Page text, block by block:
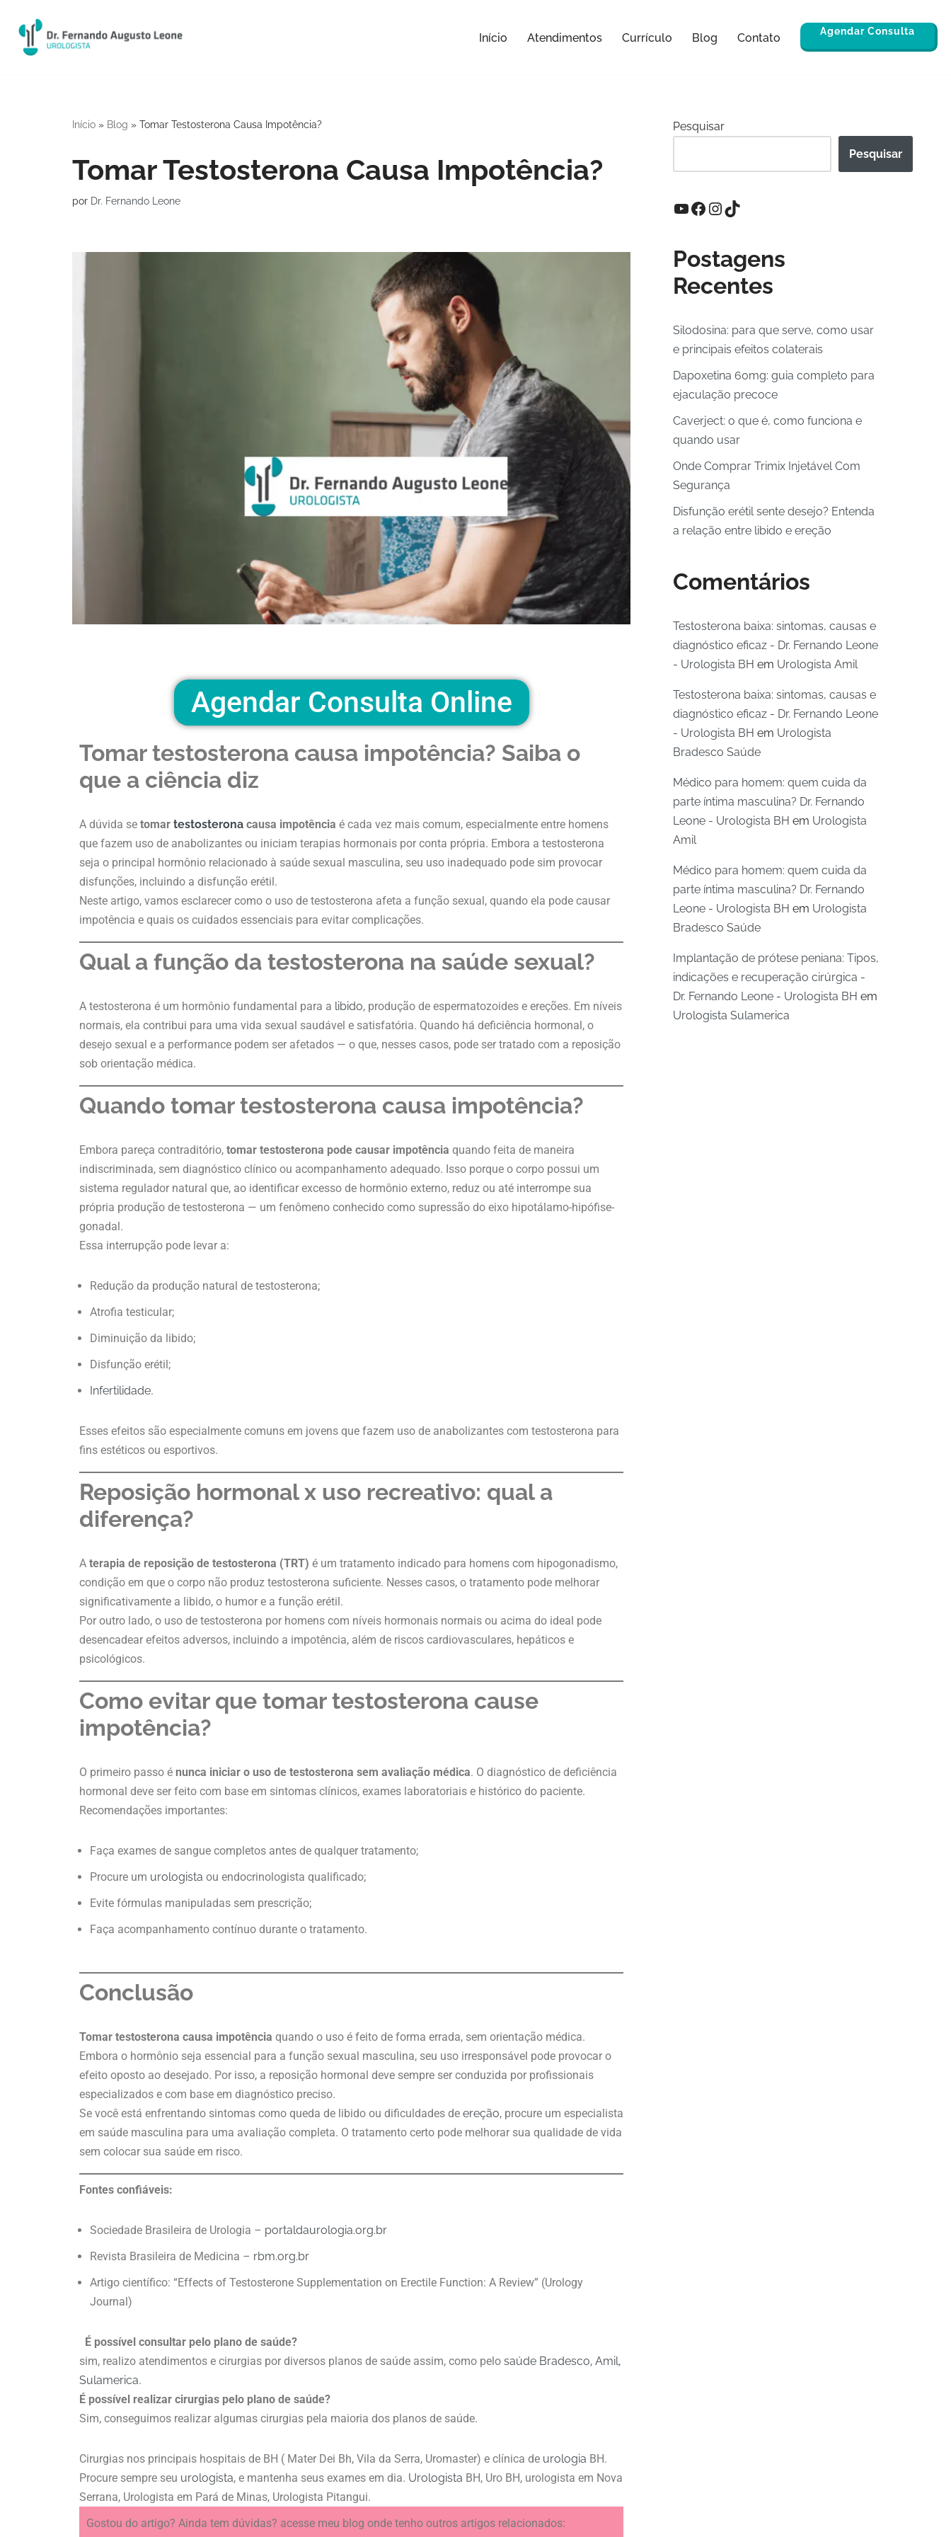
Pular
para
Início Atendimentos Currículo Blog Contato Agendar Consulta
Início » Blog » Tomar Testosterona Causa Impotência?
Tomar Testosterona Causa Impotência?
por Dr. Fernando Leone
Agendar Consulta Online
Tomar testosterona causa impotência? Saiba o
que a ciência diz
A dúvida se tomar testosterona causa impotência é cada vez mais comum, especialmente entre homens
que fazem uso de anabolizantes ou iniciam terapias hormonais por conta própria. Embora a testosterona
seja o principal hormônio relacionado à saúde sexual masculina, seu uso inadequado pode sim provocar
disfunções, incluindo a disfunção erétil.
Neste artigo, vamos esclarecer como o uso de testosterona afeta a função sexual, quando ela pode causar
impotência e quais os cuidados essenciais para evitar complicações.
Qual a função da testosterona na saúde sexual?
A testosterona é um hormônio fundamental para a libido, produção de espermatozoides e ereções. Em níveis
normais, ela contribui para uma vida sexual saudável e satisfatória. Quando há deficiência hormonal, o
desejo sexual e a performance podem ser afetados — o que, nesses casos, pode ser tratado com a reposição
sob orientação médica.
Quando tomar testosterona causa impotência?
Embora pareça contraditório, tomar testosterona pode causar impotência quando feita de maneira
indiscriminada, sem diagnóstico clínico ou acompanhamento adequado. Isso porque o corpo possui um
sistema regulador natural que, ao identificar excesso de hormônio externo, reduz ou até interrompe sua
própria produção de testosterona — um fenômeno conhecido como supressão do eixo hipotálamo-hipófise-
gonadal.
Essa interrupção pode levar a:
Redução da produção natural de testosterona;
Atrofia testicular;
Diminuição da libido;
Disfunção erétil;
Infertilidade.
Esses efeitos são especialmente comuns em jovens que fazem uso de anabolizantes com testosterona para
fins estéticos ou esportivos.
Reposição hormonal x uso recreativo: qual a
diferença?
A terapia de reposição de testosterona (TRT) é um tratamento indicado para homens com hipogonadismo,
condição em que o corpo não produz testosterona suficiente. Nesses casos, o tratamento pode melhorar
significativamente a libido, o humor e a função erétil.
Por outro lado, o uso de testosterona por homens com níveis hormonais normais ou acima do ideal pode
desencadear efeitos adversos, incluindo a impotência, além de riscos cardiovasculares, hepáticos e
psicológicos.
Como evitar que tomar testosterona cause
impotência?
O primeiro passo é nunca iniciar o uso de testosterona sem avaliação médica. O diagnóstico de deficiência
hormonal deve ser feito com base em sintomas clínicos, exames laboratoriais e histórico do paciente.
Recomendações importantes:
Faça exames de sangue completos antes de qualquer tratamento;
Procure um urologista ou endocrinologista qualificado;
Evite fórmulas manipuladas sem prescrição;
Faça acompanhamento contínuo durante o tratamento.
Conclusão
Tomar testosterona causa impotência quando o uso é feito de forma errada, sem orientação médica.
Embora o hormônio seja essencial para a função sexual masculina, seu uso irresponsável pode provocar o
efeito oposto ao desejado. Por isso, a reposição hormonal deve sempre ser conduzida por profissionais
especializados e com base em diagnóstico preciso.
Se você está enfrentando sintomas como queda de libido ou dificuldades de ereção, procure um especialista
em saúde masculina para uma avaliação completa. O tratamento certo pode melhorar sua qualidade de vida
sem colocar sua saúde em risco.
Fontes confiáveis:
Sociedade Brasileira de Urologia – portaldaurologia.org.br
Revista Brasileira de Medicina – rbm.org.br
Artigo científico: “Effects of Testosterone Supplementation on Erectile Function: A Review” (Urology
Journal)
É possível consultar pelo plano de saúde?
sim, realizo atendimentos e cirurgias por diversos planos de saúde assim, como pelo saúde Bradesco, Amil,
Sulamerica.
É possível realizar cirurgias pelo plano de saúde?
Sim, conseguimos realizar algumas cirurgias pela maioria dos planos de saúde.
Cirurgias nos principais hospitais de BH ( Mater Dei Bh, Vila da Serra, Uromaster) e clínica de urologia BH.
Procure sempre seu urologista, e mantenha seus exames em dia. Urologista BH, Uro BH, urologista em Nova
Serrana, Urologista em Pará de Minas, Urologista Pitangui.
Gostou do artigo? Ainda tem dúvidas? acesse meu blog onde tenho outros artigos relacionados:
Pesquisar
Pesquisar
Postagens
Recentes
Silodosina: para que serve, como usar
e principais efeitos colaterais
Dapoxetina 60mg: guia completo para
ejaculação precoce
Caverject: o que é, como funciona e
quando usar
Onde Comprar Trimix Injetável Com
Segurança
Disfunção erétil sente desejo? Entenda
a relação entre libido e ereção
Comentários
Testosterona baixa: sintomas, causas e
diagnóstico eficaz - Dr. Fernando Leone
- Urologista BH em Urologista Amil
Testosterona baixa: sintomas, causas e
diagnóstico eficaz - Dr. Fernando Leone
- Urologista BH em Urologista
Bradesco Saúde
Médico para homem: quem cuida da
parte íntima masculina? Dr. Fernando
Leone - Urologista BH em Urologista
Amil
Médico para homem: quem cuida da
parte íntima masculina? Dr. Fernando
Leone - Urologista BH em Urologista
Bradesco Saúde
Implantação de prótese peniana: Tipos,
indicações e recuperação cirúrgica -
Dr. Fernando Leone - Urologista BH em
Urologista Sulamerica